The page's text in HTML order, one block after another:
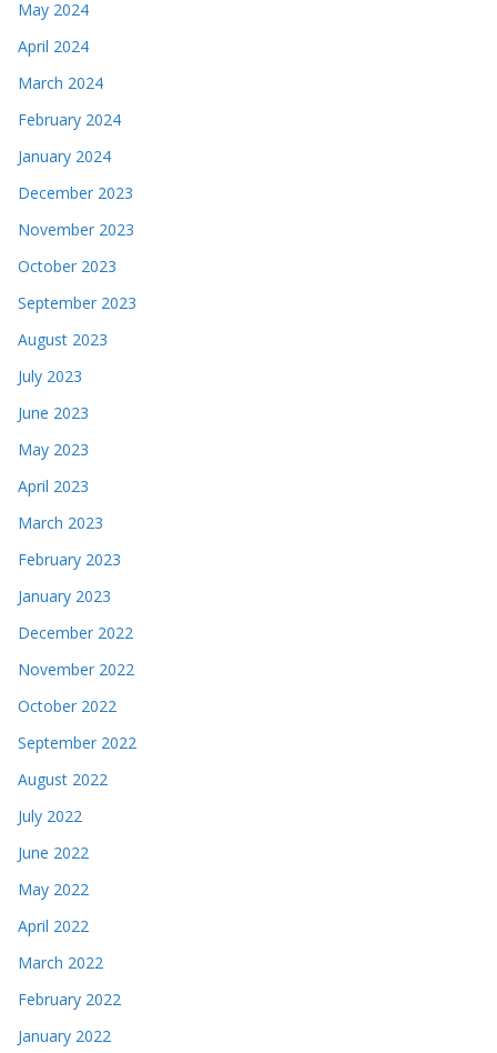
May 2024
April 2024
March 2024
February 2024
January 2024
December 2023
November 2023
October 2023
September 2023
August 2023
July 2023
June 2023
May 2023
April 2023
March 2023
February 2023
January 2023
December 2022
November 2022
October 2022
September 2022
August 2022
July 2022
June 2022
May 2022
April 2022
March 2022
February 2022
January 2022